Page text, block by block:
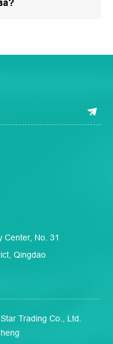
Center, No. 31
Qingdao
Trading Co., Ltd.